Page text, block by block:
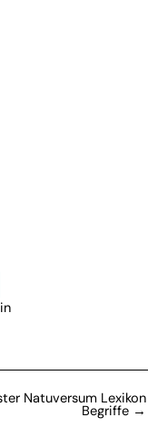
Natuversum Lexikon
Begriffe →